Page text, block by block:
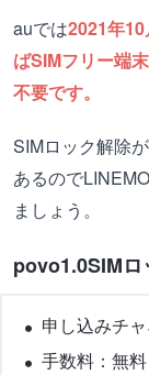
auでは2021年
ばSIMフリー端
不要です。
SIMロック解除
あるので
ましょう。
povo1.0SIMロ
申し込みチ
手数料：無料